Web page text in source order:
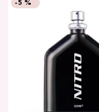
-5 %